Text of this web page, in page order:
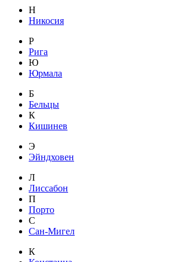
Н
Никосия
Р
Рига
Ю
Юрмала
Б
Бельцы
К
Кишинев
Э
Эйндховен
Л
Лиссабон
П
Порто
С
Сан-Мигел
К